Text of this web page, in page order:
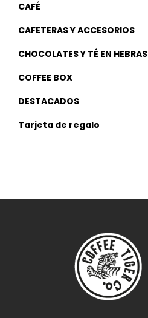
CAFÉ
CAFETERAS Y ACCESORIOS
CHOCOLATES Y TÉ EN HEBRAS
COFFEE BOX
DESTACADOS
Tarjeta de regalo